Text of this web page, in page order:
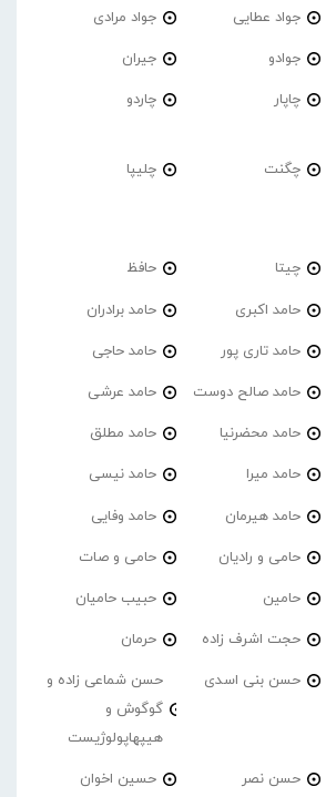
جواد عطایی جواد مرادی
جوادو جیران
چاپار چاردو
چگنت چلیپا
چیتا حافظ
حامد اکبری حامد برادران
حامد تاری پور حامد حاجی
حامد صالح دوست حامد عرشی
حامد محضرنیا حامد مطلق
حامد میرا حامد نیسی
حامد هیرمان حامد وفایی
حامی و رادیان حامی و صات
حامین حبیب حامیان
حجت اشرف زاده حرمان
حسن بنی اسدی
حسن شماعی زاده و
گوگوش و
هیپهاپولوژیست
حسن نصر حسین اخوان